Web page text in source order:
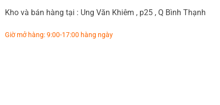
Kho và bán hàng tại : Ung Văn Khiêm , p25 , Q Bình Thạnh
Giờ mở hàng: 9:00-17:00 hàng ngày